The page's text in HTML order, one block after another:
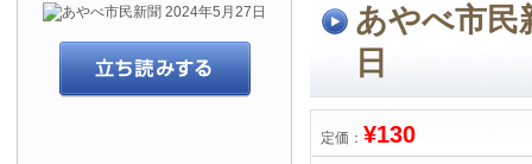
あやべ市民
日
定価： ¥130